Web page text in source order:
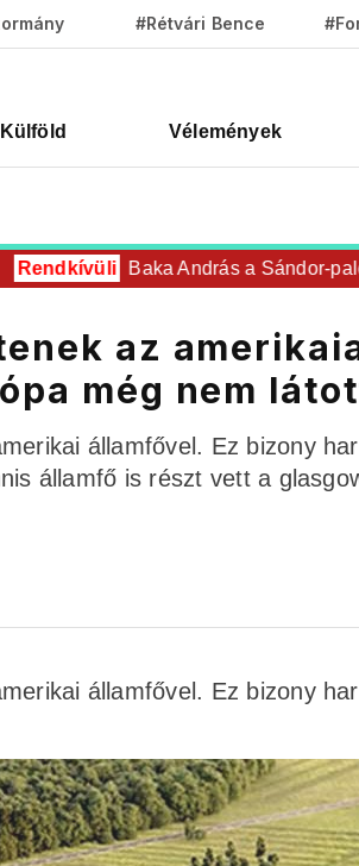
#Rétvári Bence
Külföld Vélemények
Baka András a Sándor-
az
még nem
államfővel. Ez bizony
államfő is részt vett a
államfővel. Ez bizony